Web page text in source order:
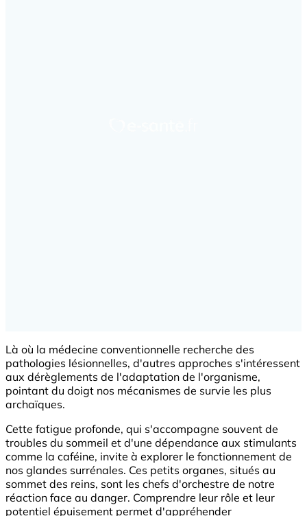
Là où la médecine conventionnelle recherche des
pathologies lésionnelles, d'autres approches s'intéressent
aux dérèglements de l'adaptation de l'organisme,
pointant du doigt nos mécanismes de survie les plus
archaïques.
Cette fatigue profonde, qui s'accompagne souvent de
troubles du sommeil et d'une dépendance aux stimulants
comme la caféine, invite à explorer le fonctionnement de
nos glandes surrénales. Ces petits organes, situés au
sommet des reins, sont les chefs d'orchestre de notre
réaction face au danger. Comprendre leur rôle et leur
potentiel épuisement permet d'appréhender